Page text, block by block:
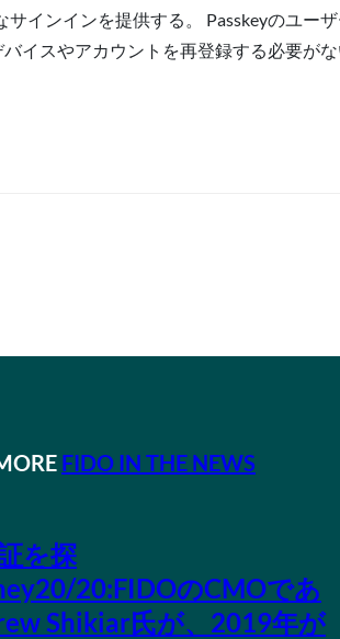
インインを提供する。 Passkeyのユー
イスやアカウントを再登録する必要がな
FIDO IN THE NEWS
を探
20:FIDOのCMOであ
Shikiar氏が、2019年が